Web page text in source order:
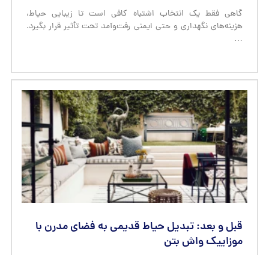
گاهی فقط یک انتخاب اشتباه کافی است تا زیبایی حیاط،
هزینه‌های نگهداری و حتی ایمنی رفت‌وآمد تحت تأثیر قرار بگیرد.
…
قبل و بعد: تبدیل حیاط قدیمی به فضای مدرن با
موزاییک واش بتن